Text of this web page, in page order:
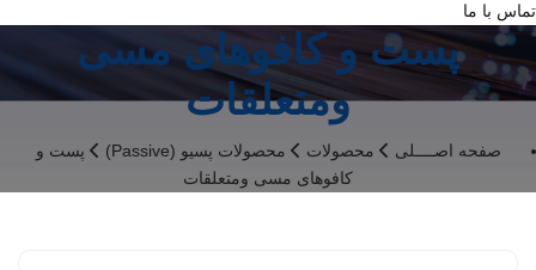
تماس با ما
پست و کافوهای مسی
ومتعلقات
صفحه اصــــلی محصولات محصولات پسیو (Passive)
پست و
کافوهای مسی ومتعلقات